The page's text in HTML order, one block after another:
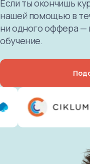
Если ты окончишь
нашей помощью в
ни одного оффера —
обучение.